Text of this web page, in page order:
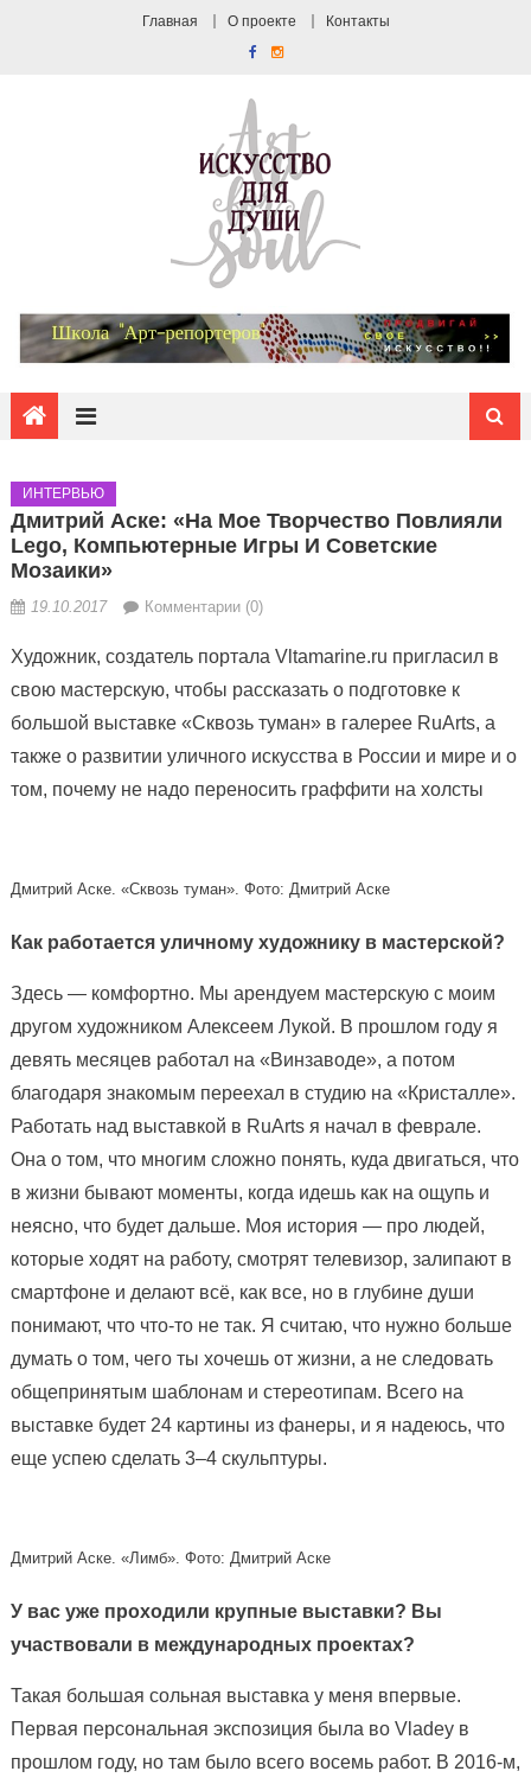
Главная О проекте Контакты
ИНТЕРВЬЮ
Дмитрий Аске: «На Мое Творчество Повлияли
Lego, Компьютерные Игры И Советские
Мозаики»
19.10.2017 Комментарии (0)
Художник, создатель портала Vltamarine.ru пригласил в
свою мастерскую, чтобы рассказать о подготовке к
большой выставке «Сквозь туман» в галерее RuArts, а
также о развитии уличного искусства в России и мире и о
том, почему не надо переносить граффити на холсты
Дмитрий Аске. «Сквозь туман». Фото: Дмитрий Аске
Как работается уличному художнику в мастерской?
Здесь — комфортно. Мы арендуем мастерскую с моим
другом художником Алексеем Лукой. В прошлом году я
девять месяцев работал на «Винзаводе», а потом
благодаря знакомым переехал в студию на «Кристалле».
Работать над выставкой в RuArts я начал в феврале.
Она о том, что многим сложно понять, куда двигаться, что
в жизни бывают моменты, когда идешь как на ощупь и
неясно, что будет дальше. Моя история — про людей,
которые ходят на работу, смотрят телевизор, залипают в
смартфоне и делают всё, как все, но в глубине души
понимают, что что-то не так. Я считаю, что нужно больше
думать о том, чего ты хочешь от жизни, а не следовать
общепринятым шаблонам и стереотипам. Всего на
выставке будет 24 картины из фанеры, и я надеюсь, что
еще успею сделать 3–4 скульптуры.
Дмитрий Аске. «Лимб». Фото: Дмитрий Аске
У вас уже проходили крупные выставки? Вы
участвовали в международных проектах?
Такая большая сольная выставка у меня впервые.
Первая персональная экспозиция была во Vladey в
прошлом году, но там было всего восемь работ. В 2016-м,